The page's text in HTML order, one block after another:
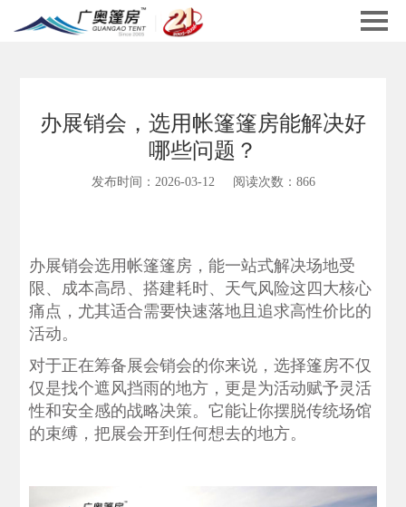
办展销会，选用帐篷篷房能解决好
哪些问题？
发布时间：2026-03-12 阅读次数：866
办展销会选用帐篷篷房，能一站式解决‌场地受
限、成本高昂、搭建耗时、天气风险‌这四大核心
痛点，尤其适合需要快速落地且追求高性价比的
活动。
对于正在筹备展会销会的你来说，选择篷房不仅
仅是找个遮风挡雨的地方，更是为活动赋予灵活
性和安全感的战略决策。它能让你摆脱传统场馆
的束缚，把展会开到任何想去的地方。